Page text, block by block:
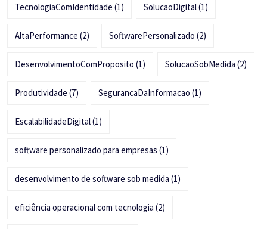
TecnologiaComIdentidade (1) SolucaoDigital(1)
AltaPerformance (2) SoftwarePersonalizado (2)
DesenvolvimentoComProposito (1) SolucaoSobMedida (2)
Produtividade (7) SegurancaDaInformacao (1)
EscalabilidadeDigital(1)
software personalizado para empresas (1)
desenvolvimento de software sob medida (1)
eficiência operacional com tecnologia (2)